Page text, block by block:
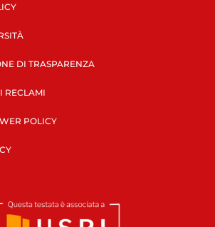
DI TRASPARENZA
RECLAMI
POLICY